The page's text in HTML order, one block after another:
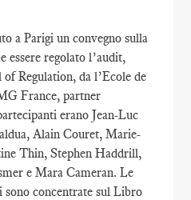
a Parigi un convegno sulla
essere regolato l’audit,
Regulation, da l’Ecole de
France, partner
erano Jean-Luc
Alain Couret, Marie-
Thin, Stephen Haddrill,
e Mara Cameran. Le
sono concentrate sul Libro